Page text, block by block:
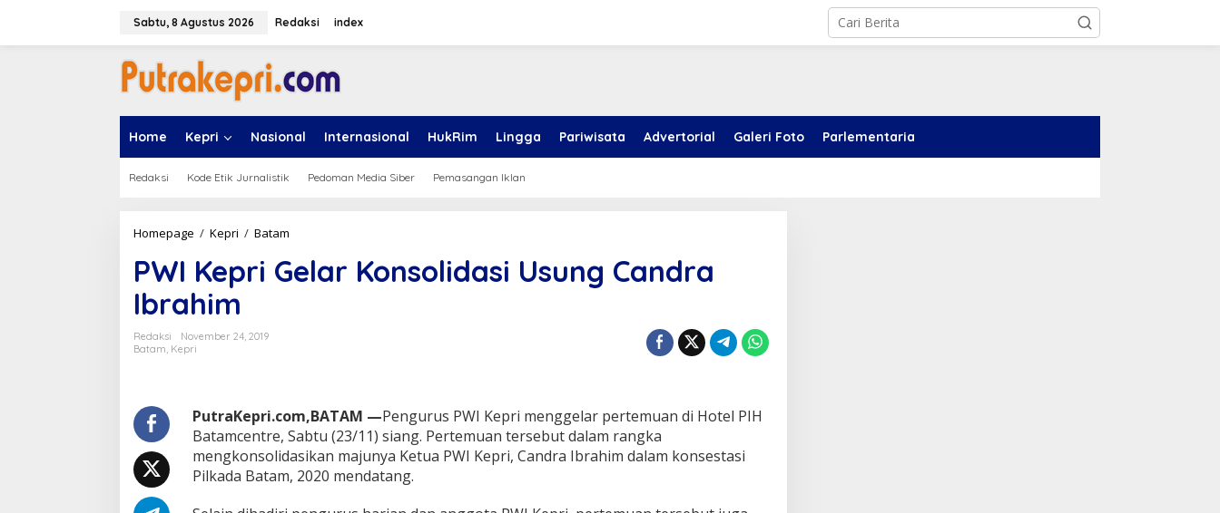
Sabtu, 8 Agustus 2026 Redaksi index
Home Kepri Nasional Internasional HukRim Lingga Pariwisata Advertorial Galeri Foto Parlementaria
Redaksi Kode Etik Jurnalistik Pedoman Media Siber Pemasangan Iklan
Homepage / Kepri / Batam
I
K
a
r
K
o
n
PWI Kepri Gelar Konsolidasi Usung Candra
Ibrahim
Redaksi
November 24, 2019
Batam, Kepri
PutraKepri.com,BATAM —Pengurus PWI Kepri menggelar pertemuan di Hotel PIH
Batamcentre, Sabtu (23/11) siang. Pertemuan tersebut dalam rangka
mengkonsolidasikan majunya Ketua PWI Kepri, Candra Ibrahim dalam konsestasi
Pilkada Batam, 2020 mendatang.